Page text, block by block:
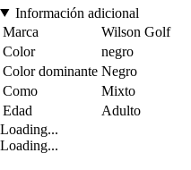
Información adicional
Marca
Wilson Golf
Color
negro
Color dominante Negro
Como
Mixto
Edad
Adulto
Loading...
Loading...